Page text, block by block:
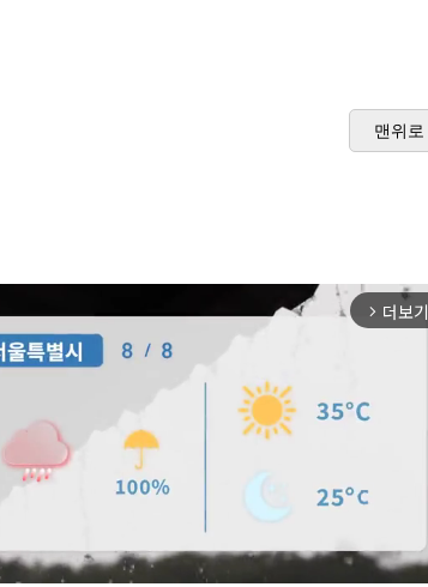
맨위로
arrow_forward_ios 더보기